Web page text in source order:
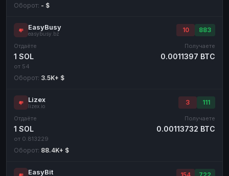
Оборот: - $
EasyBusy
easybusy.bz
10 883
Отдаёте
1 SOL
от 54
Получаете
0.0011397 BTC
Оборот: 3.5K+ $
Lizex
lizex.io
3 111
Отдаёте
1 SOL
от 0.813229
Получаете
0.00113732 BTC
Оборот: 88.4K+ $
EasyBit